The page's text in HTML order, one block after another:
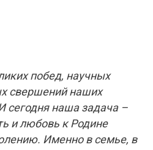
ориентиры,
достойным
чтобы каждый ребенок